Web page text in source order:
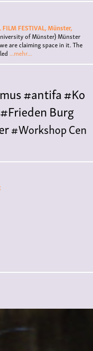
FESTIVAL, Münster,
of Münster)Münster
are claiming space in it. The
...mehr...
#antifa#Ko
#FriedenBurg
#WorkshopCen
#liveKonzert
punk#kino
#diskussion